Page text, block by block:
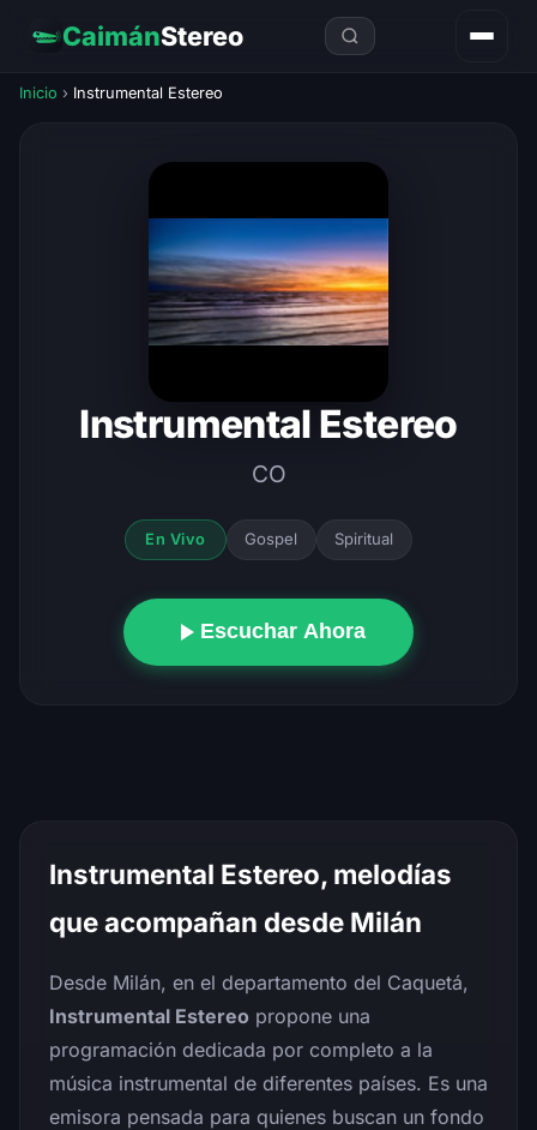
CaimánStereo
Inicio › Instrumental Estereo
Instrumental Estereo
CO
En Vivo Gospel Spiritual
Escuchar Ahora
Instrumental Estereo, melodías
que acompañan desde Milán
Desde Milán, en el departamento del Caquetá,
Instrumental Estereo propone una
programación dedicada por completo a la
música instrumental de diferentes países. Es una
emisora pensada para quienes buscan un fondo